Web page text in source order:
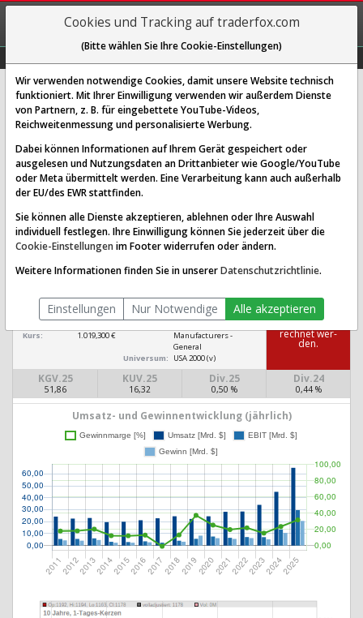
REGIS-
TRIEREN
Eli Lilly Aktie: Realtime-Kurs &
Analyse (858560 | LLY)
SCORING SYSTEMS:
Qualitäts-Check Dividenden-Check
Wachstums-Check
Robustheits-Check
Qualitäts-Check:Ist die Aktie zum Investieren
Infos zum Score
Eli Lilly[LLY 858560 US5324571083]
Börsenwert: 1,061 Bio. $
Kurs:
1.019,300 €
Sektor:
Healthcare / Drug
Manufacturers -
General
Universum:
USA 2000 (v)
KGV.25
51,86
KUV.25
16,32
Div.25
0,50 %
Div.24
0,44 %
Das Ra­ting
konn­te nicht be­
rech­net wer­
den.
Umsatz- und Gewinnentwicklung (jährlich)
Cookies und Tracking auf traderfox.com
(Bitte wählen Sie Ihre Cookie-Einstellungen)
Wir verwenden notwendige Cookies, damit unsere Website technisch
funktioniert. Mit Ihrer Einwilligung verwenden wir außerdem Dienste
von Partnern, z. B. für eingebettete YouTube-Videos,
Reichweitenmessung und personalisierte Werbung.
Dabei können Informationen auf Ihrem Gerät gespeichert oder
ausgelesen und Nutzungsdaten an Drittanbieter wie Google/YouTube
oder Meta übermittelt werden. Eine Verarbeitung kann auch außerhalb
der EU/des EWR stattfinden.
Sie können alle Dienste akzeptieren, ablehnen oder Ihre Auswahl
individuell festlegen. Ihre Einwilligung können Sie jederzeit über die
Cookie-Einstellungen im Footer widerrufen oder ändern.
Weitere Informationen finden Sie in unsererDatenschutzrichtlinie.
Einstellungen Nur Notwendige Alle akzeptieren